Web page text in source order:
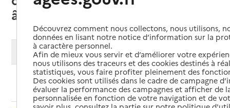
âgées dépendantes (EHPAD)
Modifier ma recherche
Ajouter cette recherche aux favoris
Découvrez comment nous collectons, nous utilisons,
données en lisant notre notice d’information sur la
à caractère personnel.
Afin de mieux vous servir et d’améliorer votre
nous utilisons des traceurs et des cookies destinés à
statistiques, vous faire profiter pleinement des
Des cookies sont utilisés dans le cadre de campagne
évaluer la performance des campagnes et afficher de
personnalisée en fonction de votre navigation et de